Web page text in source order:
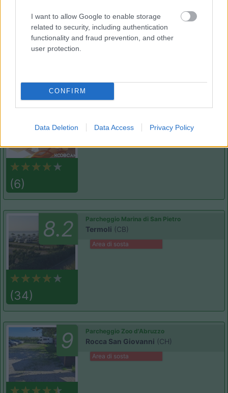
I want to allow Google to enable storage
related to security, including authentication
functionality and fraud prevention, and other
user protection.
CONFIRM
Data Deletion Data Access Privacy Policy
Caserta(CE)
Area di sosta
8.3
(6)
Camping Village Baia Domizia
Campeggio
8.2
(34)
Parcheggio Marina di San Pietro
Termoli (CB)
Area di sosta
9 Parcheggio Zoo d'Abruzzo
Rocca San Giovanni (CH)
Area di sosta